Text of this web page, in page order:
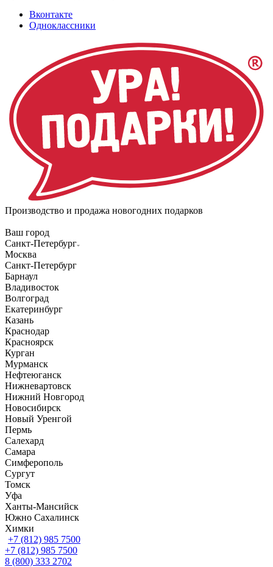
Вконтакте
Одноклассники
Производство и продажа новогодних подарков
Ваш город
Санкт-Петербург
Москва
Санкт-Петербург
Барнаул
Владивосток
Волгоград
Екатеринбург
Казань
Краснодар
Красноярск
Курган
Мурманск
Нефтеюганск
Нижневартовск
Нижний Новгород
Новосибирск
Новый Уренгой
Пермь
Салехард
Самара
Симферополь
Сургут
Томск
Уфа
Ханты-Мансийск
Южно Сахалинск
Химки
+7 (812) 985 7500
+7 (812) 985 7500
8 (800) 333 2702